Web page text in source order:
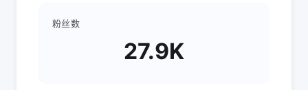
粉丝数
27.9K